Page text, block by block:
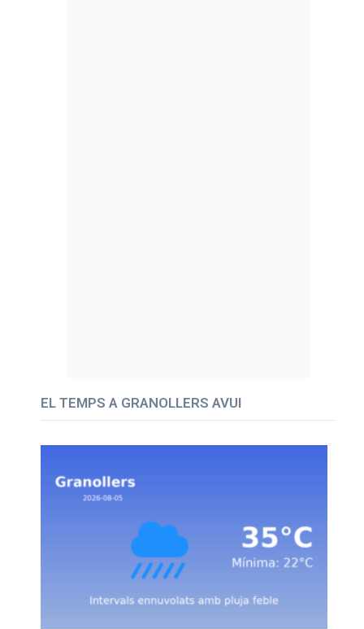
EL TEMPS A GRANOLLERS AVUI